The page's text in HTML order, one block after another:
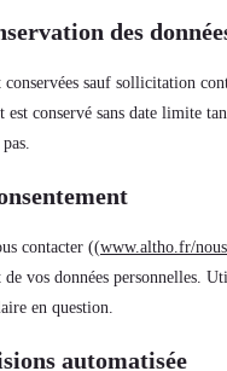
des
conservées sauf sollicitation
est conservé sans date limite
contacter ((www.altho.fr/
vos données personnelles.
en question.
automatisée